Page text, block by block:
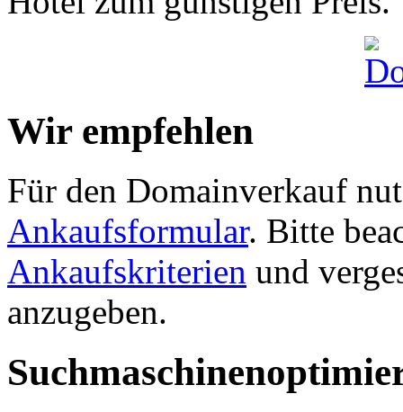
Wir empfehlen
Für den Domainverkauf
Ankaufsformular. Bitte
Ankaufskriterien und
anzugeben.